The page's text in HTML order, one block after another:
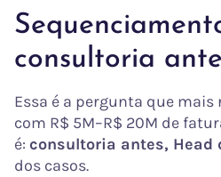
consultoria
Essa é a pergunta que mais
com R$ 5M–R$ 20M de
é: consultoria antes, Head
dos casos.